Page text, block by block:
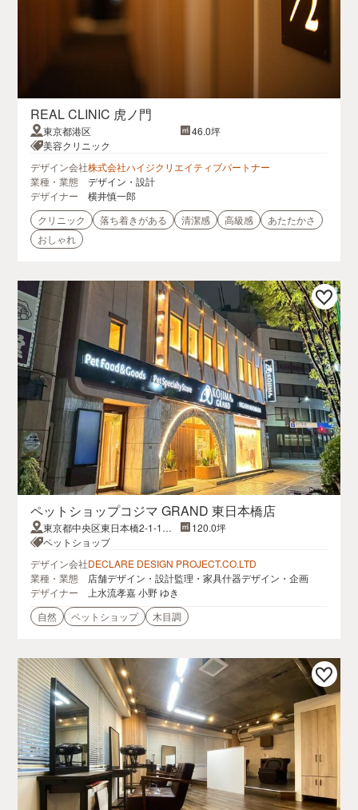
REAL CLINIC 虎ノ門
東京都港区
46.0坪
美容クリニック
デザイン会社株式会社ハイジクリエイティブパートナー
業種・業態
デザイン・設計
デザイナー
横井慎一郎
クリニック
落ち着きがある 清潔感 高級感
あたたかさ
おしゃれ
ペットショップコジマ GRAND 東日本橋店
東京都中央区東日本橋2-1-1東
日本橋スタービル
120.0坪
ペットショップ
デザイン会社DECLARE DESIGN PROJECT.CO.LTD
業種・業態
店舗デザイン・設計監理・家具什器デザイン・企画
デザイナー
上水流孝嘉 小野 ゆき
自然
ペットショップ 木目調